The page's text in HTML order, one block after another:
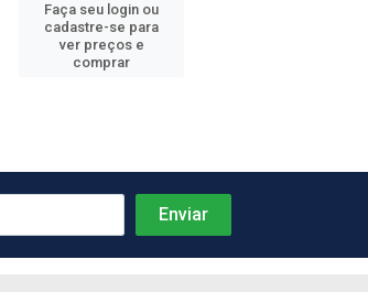
Faça seu login ou
cadastre-se para
ver preços e
comprar